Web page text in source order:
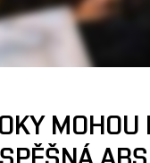
MOHOU